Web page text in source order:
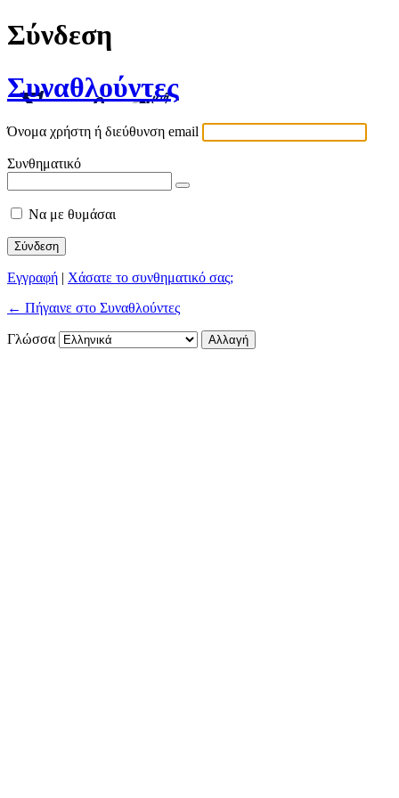
Σύνδεση
Συναθλούντες
Όνομα χρήστη ή διεύθυνση email
Συνθηματικό
Να με θυμάσαι
Εγγραφή | Χάσατε το συνθηματικό σας;
← Πήγαινε στο Συναθλούντες
Γλώσσα